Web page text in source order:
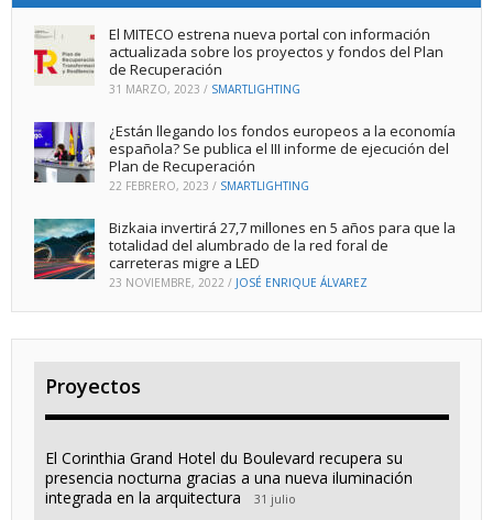
El MITECO estrena nueva portal con información
actualizada sobre los proyectos y fondos del Plan
de Recuperación
31 MARZO, 2023 / SMARTLIGHTING
¿Están llegando los fondos europeos a la economía
española? Se publica el III informe de ejecución del
Plan de Recuperación
22 FEBRERO, 2023 / SMARTLIGHTING
Bizkaia invertirá 27,7 millones en 5 años para que la
totalidad del alumbrado de la red foral de
carreteras migre a LED
23 NOVIEMBRE, 2022 / JOSÉ ENRIQUE ÁLVAREZ
Proyectos
El Corinthia Grand Hotel du Boulevard recupera su
presencia nocturna gracias a una nueva iluminación
integrada en la arquitectura
31 julio